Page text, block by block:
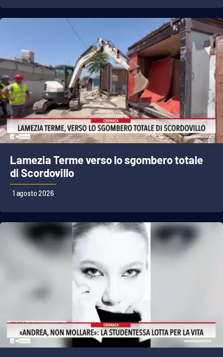
Lamezia Terme verso lo sgombero totale
di Scordovillo
1 agosto 2026